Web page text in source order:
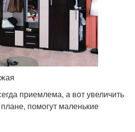
приемлема, а вот увеличить
помогут маленькие